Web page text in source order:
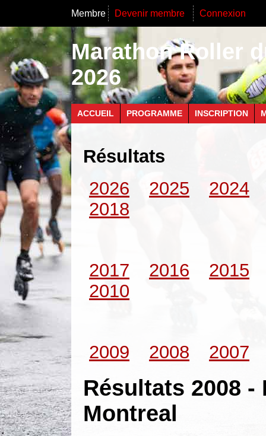
Membre Devenir membre Connexion
Marathon Roller
2026
ACCUEIL PROGRAMME INSCRIPTION
Résultats
2026 2025
2024
2018
2017 2016
2015
2010
2009 2008 2007
Résultats 2008
Montreal